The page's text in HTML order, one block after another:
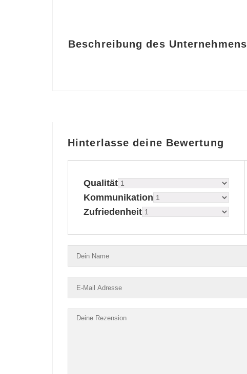
Beschreibung des Unternehmens
Hinterlasse deine Bewertung
Qualität
Kommunikation
Zufriedenheit